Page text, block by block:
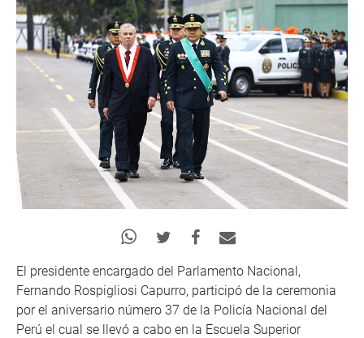
El presidente encargado del Parlamento Nacional,
Fernando Rospigliosi Capurro, participó de la ceremonia
por el aniversario número 37 de la Policía Nacional del
Perú el cual se llevó a cabo en la Escuela Superior